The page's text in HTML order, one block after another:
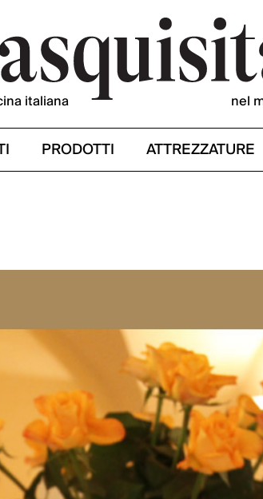
italiana nel
PRODOTTI ATTREZZATURE